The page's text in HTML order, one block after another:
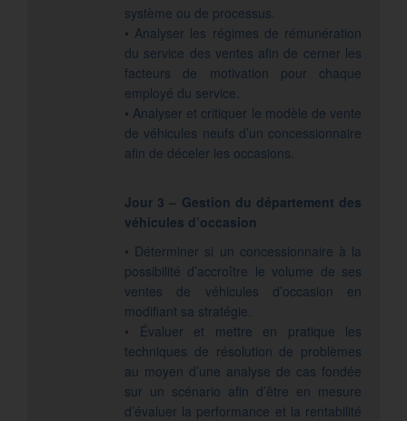
système ou de processus.
• Analyser les régimes de rémunération
du service des ventes afin de cerner les
facteurs de motivation pour chaque
employé du service.
• Analyser et critiquer le modèle de vente
de véhicules neufs d’un concessionnaire
afin de déceler les occasions.
Jour 3 – Gestion du département des
véhicules d’occasion
• Déterminer si un concessionnaire à la
possibilité d’accroître le volume de ses
ventes de véhicules d’occasion en
modifiant sa stratégie.
• Évaluer et mettre en pratique les
techniques de résolution de problèmes
au moyen d’une analyse de cas fondée
sur un scénario afin d’être en mesure
d’évaluer la performance et la rentabilité